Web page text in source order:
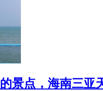
景点，海南三亚